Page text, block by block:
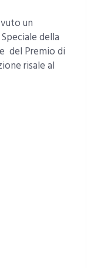
un
della
del Premio di
risale al